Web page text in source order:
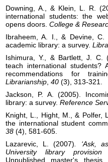
Downing, A., & Klein, L. R.
international students: the
opens doors. College &
Ibraheem, A. I., & Devine, C.
academic library: a survey.
Ishimura, Y., & Bartlett, J. C.
teach international students?
recommendations for
Librarianship 40
Jackson, P. A. (2005).
library: a survey. Reference
Knight, L., Hight, M., & Polfer,
the international student
38 (4), 581-605.
Lazarevic, L. (2007) . ‘Ask,
University library
Unpublished master's